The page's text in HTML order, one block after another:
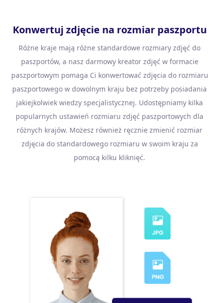
Konwertuj zdjęcie na rozmiar paszportu
Różne kraje mają różne standardowe rozmiary zdjęć do
paszportów, a nasz darmowy kreator zdjęć w formacie
paszportowym pomaga Ci konwertować zdjęcia do rozmiaru
paszportowego w dowolnym kraju bez potrzeby posiadania
jakiejkolwiek wiedzy specjalistycznej. Udostępniamy kilka
popularnych ustawień rozmiaru zdjęć paszportowych dla
różnych krajów. Możesz również ręcznie zmienić rozmiar
zdjęcia do standardowego rozmiaru w swoim kraju za
pomocą kilku kliknięć.